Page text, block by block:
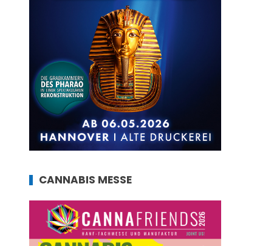
CANNABIS MESSE